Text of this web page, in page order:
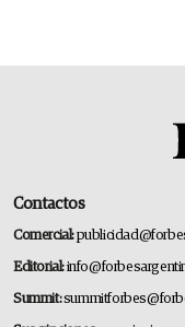
Contactos
Comercial:
Editorial:
Summit: